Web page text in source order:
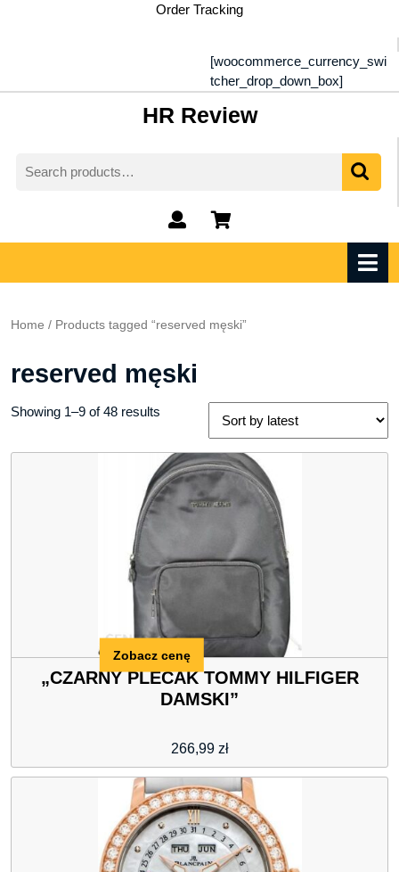
Order Tracking
[woocommerce_currency_swi
tcher_drop_down_box]
HR Review
for:
My
Account
shopping
cart
Home / Products tagged “reserved męski”
reserved męski
Showing 1–9 of 48 results
„CZARNY PLECAK TOMMY HILFIGER
DAMSKI”
266,99 zł
Zobacz cenę